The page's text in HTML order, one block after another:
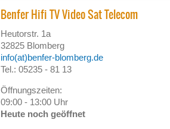
Benfer Hifi TV Video Sat Telecom
Heutorstr. 1a
32825 Blomberg
info(at)benfer-blomberg.de
Tel.: 05235 - 81 13
Öffnungszeiten:
09:00 - 13:00 Uhr
Heute noch geöffnet